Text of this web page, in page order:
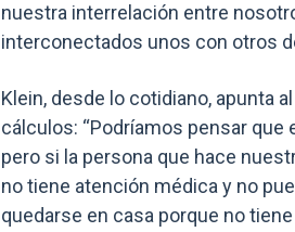
nuestra interrelación entre
interconectados unos con otros
Klein, desde lo cotidiano, apunta
cálculos: “Podríamos pensar
pero si la persona que hace
no tiene atención médica y no
quedarse en casa porque no